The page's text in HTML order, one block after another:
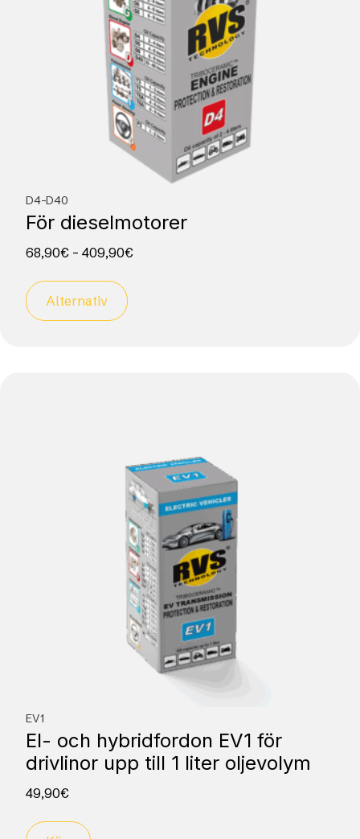
D4-D40
För dieselmotorer
68,90€ – 409,90€
Alternativ
EV1
El- och hybridfordon EV1 för
drivlinor upp till 1 liter oljevolym
49,90€